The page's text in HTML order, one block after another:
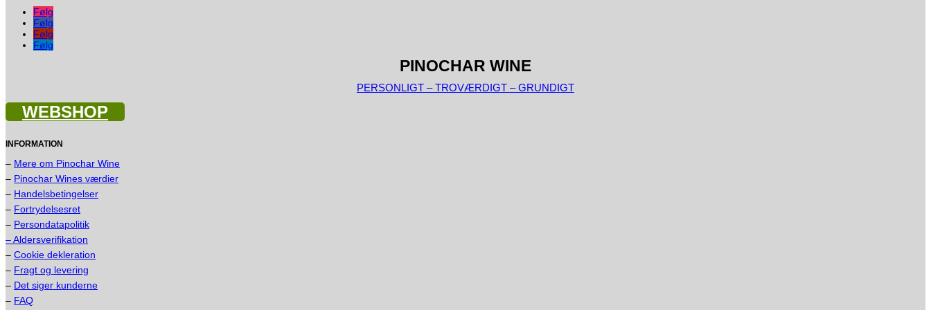
Følg
Følg
Følg
Følg
PINOCHAR WINE
PERSONLIGT – TROVÆRDIGT – GRUNDIGT
WEBSHOP
INFORMATION
– Mere om Pinochar Wine
– Pinochar Wines værdier
– Handelsbetingelser
– Fortrydelsesret
– Persondatapolitik
– Aldersverifikation
– Cookie dekleration
– Fragt og levering
– Det siger kunderne
– FAQ